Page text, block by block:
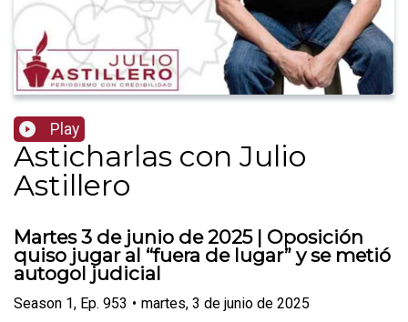
Play
Asticharlas con Julio
Astillero
Martes 3 de junio de 2025 | Oposición
quiso jugar al “fuera de lugar” y se metió
autogol judicial
Season 1, Ep. 953 • martes, 3 de junio de 2025